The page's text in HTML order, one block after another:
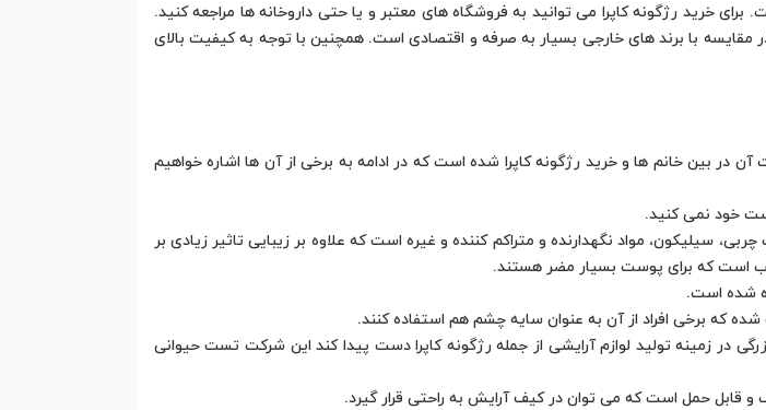
خرید رژگونه کاپرا می توانید به فروشگاه های معتبر و یا حتی داروخانه ها مراجعه کنید.
مقایسه با برند های خارجی بسیار به صرفه و اقتصادی است. همچنین با توجه به کیفیت بالای
در بین خانم ها و خرید رژگونه کاپرا شده است که در ادامه به برخی از آن ها اشاره خواهیم
خود نمی کنید.
سیلیکون، مواد نگهدارنده و متراکم کننده و غیره است که علاوه بر زیبایی تاثیر زیادی بر
است که برای پوست بسیار مضر هستند.
شده است.
که برخی افراد از آن به عنوان سایه چشم هم استفاده کنند.
در زمینه تولید لوازم آرایشی از جمله رژگونه کاپرا دست پیدا کند این شرکت تست حیوانی
قابل حمل است که می توان در کیف آرایش به راحتی قرار گیرد.